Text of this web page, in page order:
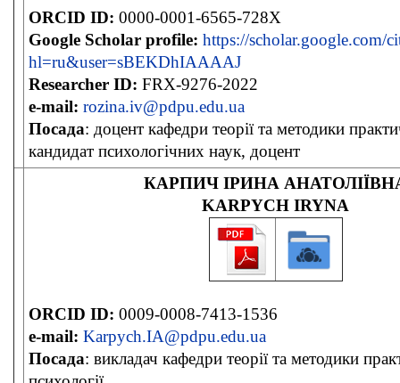
ORCID ID: 0000-0001-6565-728X
Google Scholar profile: https://scholar.google.com/
hl=ru&user=sBEKDhIAAAAJ
Researcher ID: FRX-9276-2022
e-mail: rozina.iv@pdpu.edu.ua
Посада: доцент кафедри теорії та методики
кандидат психологічних наук, доцент
КАРПИЧ ІРИНА
KARPYCH IRYNA
ORCID ID: 0009-0008-7413-1536
e-mail: Karpych.IA@pdpu.edu.ua
Посада: викладач кафедри теорії та методики